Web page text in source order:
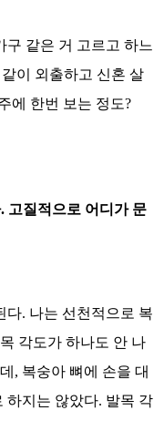
구 같은 거 고르고 하느
이 외출하고 신혼 살
에 한번 보는 정도?
고질적으로 어디가 문
다. 나는 선천적으로 복
각도가 하나도 안 나
, 복숭아 뼈에 손을 대
하지는 않았다. 발목 각